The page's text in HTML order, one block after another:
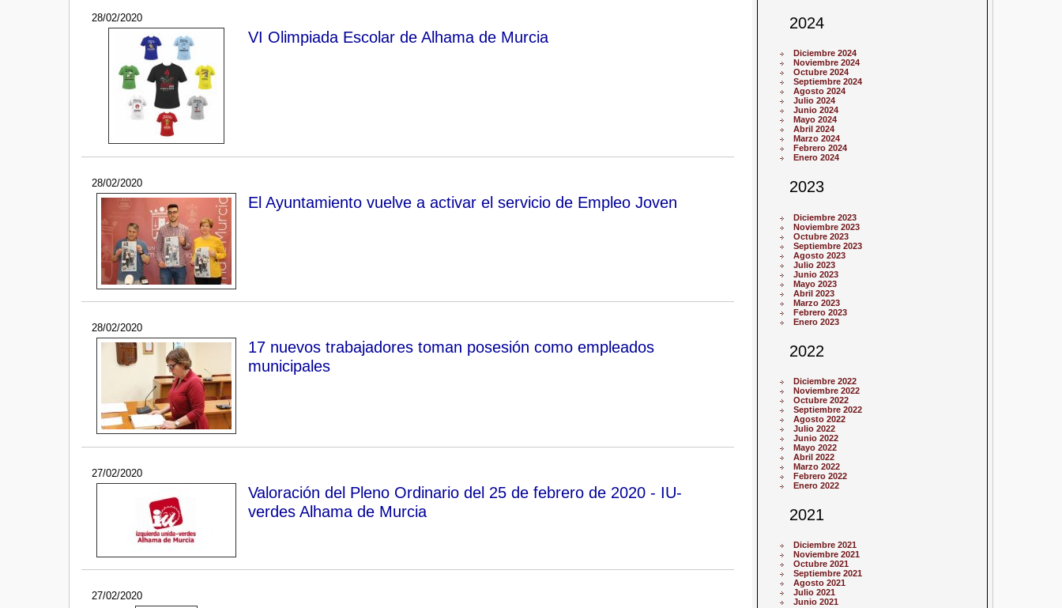
28/02/2020
VI Olimpiada Escolar de Alhama de Murcia
28/02/2020
El Ayuntamiento vuelve a activar el servicio de Empleo Joven
28/02/2020
17 nuevos trabajadores toman posesión como empleados
municipales
27/02/2020
Valoración del Pleno Ordinario del 25 de febrero de 2020 - IU-
verdes Alhama de Murcia
27/02/2020
2024
Diciembre 2024
Noviembre 2024
Octubre 2024
Septiembre 2024
Agosto 2024
Julio 2024
Junio 2024
Mayo 2024
Abril 2024
Marzo 2024
Febrero 2024
Enero 2024
2023
Diciembre 2023
Noviembre 2023
Octubre 2023
Septiembre 2023
Agosto 2023
Julio 2023
Junio 2023
Mayo 2023
Abril 2023
Marzo 2023
Febrero 2023
Enero 2023
2022
Diciembre 2022
Noviembre 2022
Octubre 2022
Septiembre 2022
Agosto 2022
Julio 2022
Junio 2022
Mayo 2022
Abril 2022
Marzo 2022
Febrero 2022
Enero 2022
2021
Diciembre 2021
Noviembre 2021
Octubre 2021
Septiembre 2021
Agosto 2021
Julio 2021
Junio 2021